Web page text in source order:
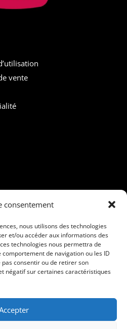
consentement
nous utilisons des technologies
et/ou accéder aux informations des
technologies nous permettra de
de navigation ou les ID
pas consentir ou de retirer son
négatif sur certaines caractéristiques
vente
47